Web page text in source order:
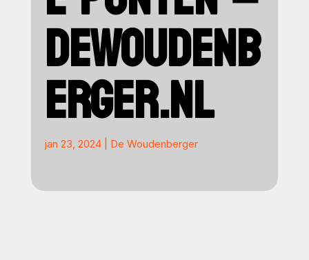
DEWOUDENB
ERGER.NL
jan 23, 2024| De Woudenberger